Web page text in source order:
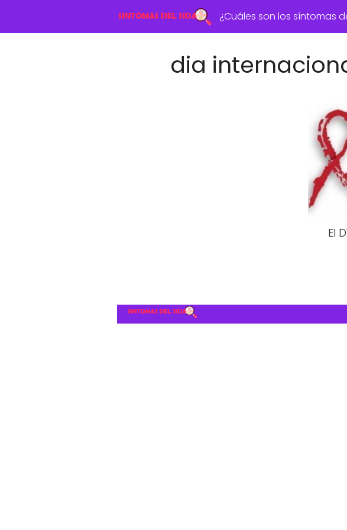
¿Cuáles son los síntomas
dia
El